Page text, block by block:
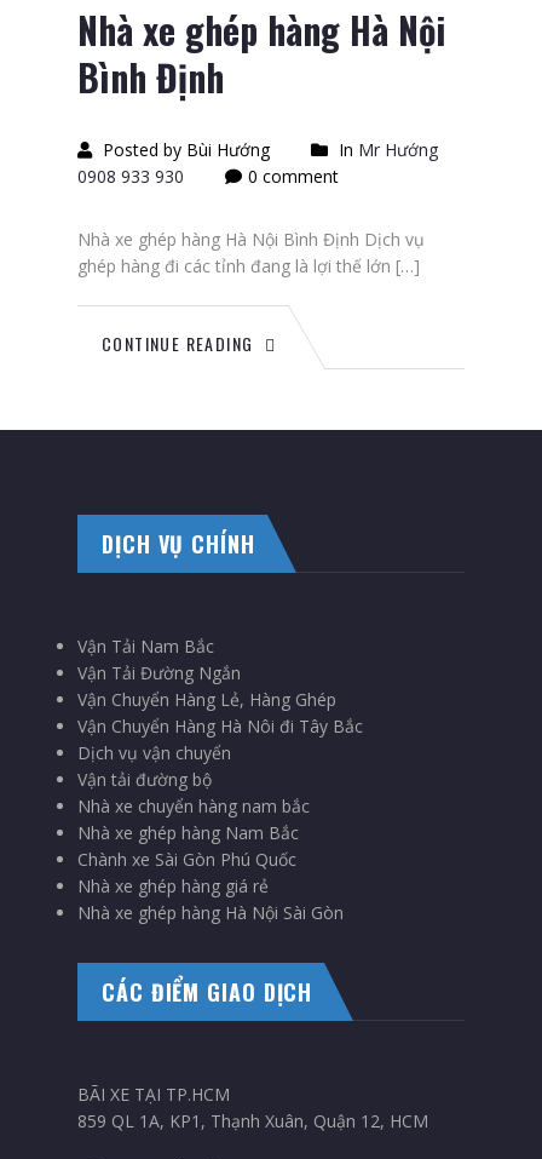
Nhà xe ghép hàng Hà Nội
Bình Định
Posted by Bùi Hướng In Mr Hướng
0908 933 930
0 comment
Nhà xe ghép hàng Hà Nội Bình Định Dịch vụ
ghép hàng đi các tỉnh đang là lợi thế lớn […]
CONTINUE READING
DỊCH VỤ CHÍNH
Vận Tải Nam Bắc
Vận Tải Đường Ngắn
Vận Chuyển Hàng Lẻ, Hàng Ghép
Vận Chuyển Hàng Hà Nôi đi Tây Bắc
Dịch vụ vận chuyển
Vận tải đường bộ
Nhà xe chuyển hàng nam bắc
Nhà xe ghép hàng Nam Bắc
Chành xe Sài Gòn Phú Quốc
Nhà xe ghép hàng giá rẻ
Nhà xe ghép hàng Hà Nội Sài Gòn
CÁC ĐIỂM GIAO DỊCH
BÃI XE TẠI TP.HCM
859 QL 1A, KP1, Thạnh Xuân, Quận 12, HCM